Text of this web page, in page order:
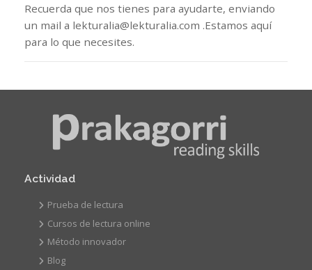
Recuerda que nos tienes para ayudarte, enviando
un mail a lekturalia@lekturalia.com .Estamos aquí
para lo que necesites.
Actividad
Prueba de lectura
Cursos de lectura online
Método innovador
Blog